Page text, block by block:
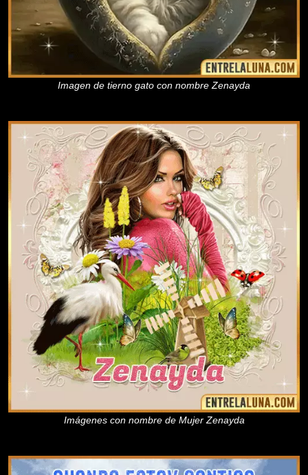
Imagen de tierno gato con nombre Zenayda
Imágenes con nombre de Mujer Zenayda